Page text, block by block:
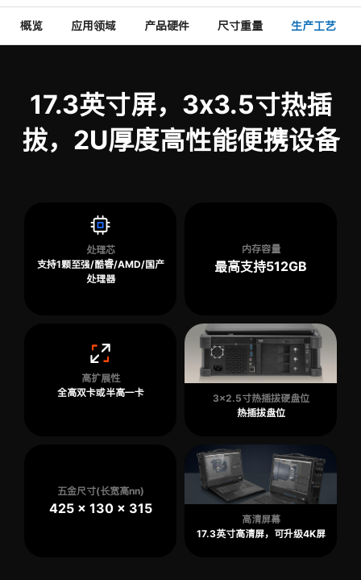
概览 应用领域 产品硬件 尺寸重量 生产工艺
17.3英寸屏，3x3.5寸热插
拔，2U厚度高性能便携设备
处理芯
支持1颗至强/酷睿/AMD/国产
处理器
内存容量
最高支持512GB
高扩展性
全高双卡或半高一卡
3x2.5寸热插拔硬盘位
热插拔盘位
五金尺寸(长宽高nn)
425 x 130 x 315
高清屏幕
17.3英寸高清屏，可升级4K屏